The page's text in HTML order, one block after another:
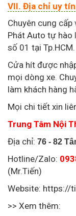
VII. Địa chỉ uy
Chuyên cung
Phát Auto tự hào
số 01 tại Tp.HCM.
Cửa hít được
mọi dòng xe.
làm khách hàng
Mọi chi tiết xin
Trung Tâm Nội
Địa chỉ: 76 - 82
Hotline/Zalo:
(Mr.Tiến)
Website: https://
>> Xem thêm: